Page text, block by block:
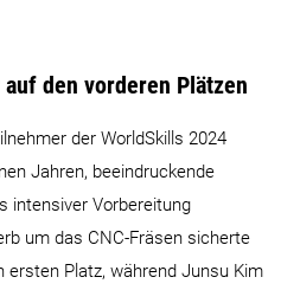
den vorderen Plätzen
der WorldSkills 2024
Jahren, beeindruckende
intensiver Vorbereitung
um das CNC-Fräsen sicherte
ersten Platz, während Junsu Kim